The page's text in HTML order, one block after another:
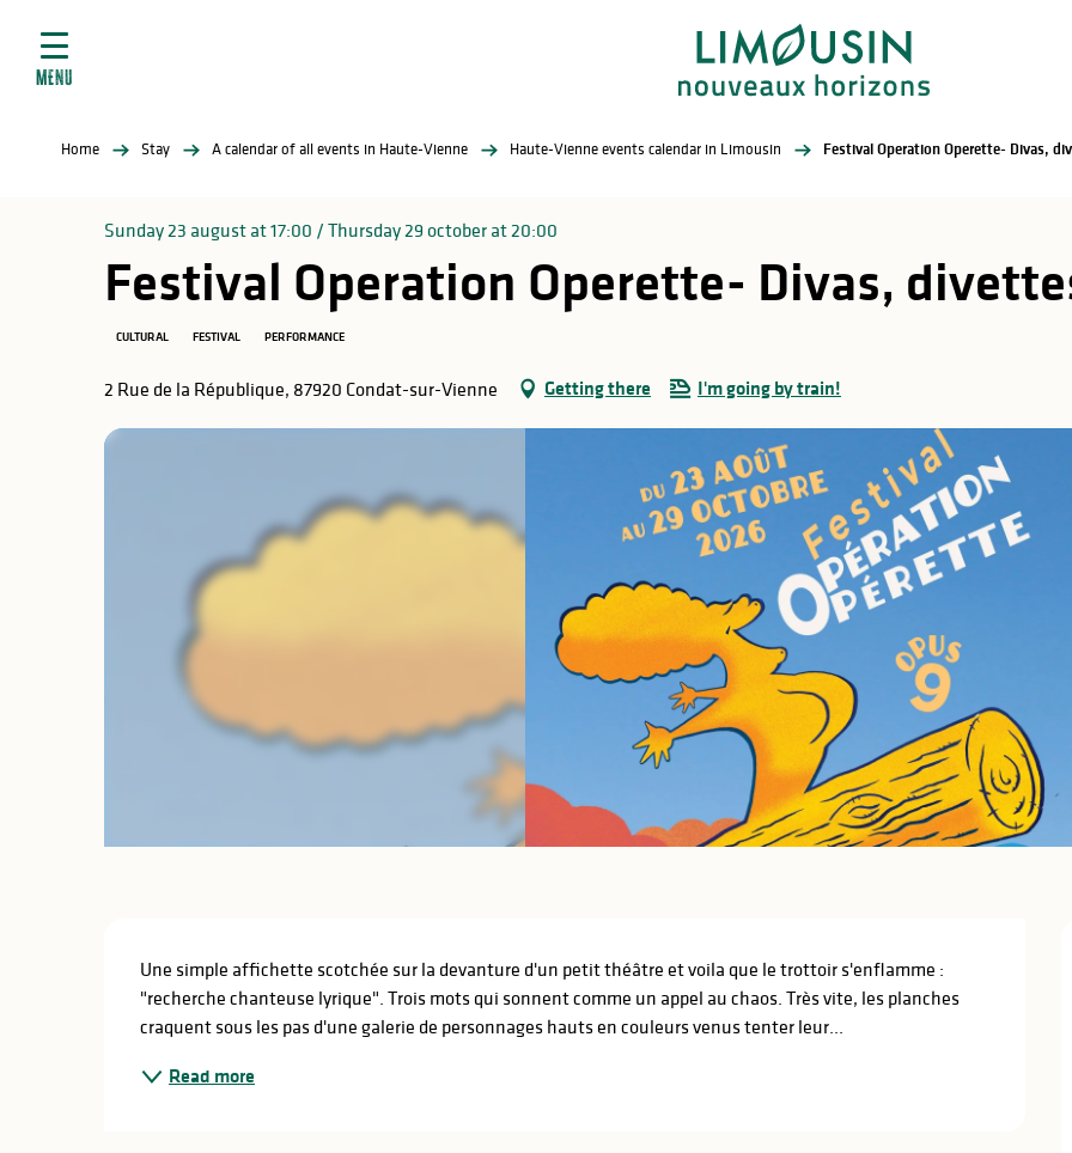
contenu
MENU
Home Stay A calendar of all events in Haute-Vienne Haute-Vienne events calendar in Limousin Festival Operation Operette- Divas,
Sunday 23 august at 17:00 / Thursday 29 october at 20:00
Festival Operation Operette- Divas,
CULTURAL FESTIVAL PERFORMANCE
2 Rue de la République, 87920 Condat-sur-Vienne Getting there I'm going by train!
Description
Une simple affichette scotchée sur la devanture d'un petit théâtre et voila que le trottoir s'enflamme :
"recherche chanteuse lyrique". Trois mots qui sonnent comme un appel au chaos. Très vite, les planches
craquent sous les pas d'une galerie de personnages hauts en couleurs venus tenter leur...
Read more